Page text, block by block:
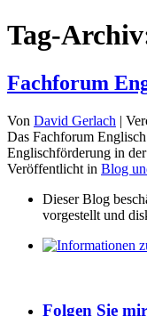
Tag-
Fachforum
Von David Gerlach |
Das Fachforum
Englischförderung in
Veröffentlicht in Blog
Dieser Blog
vorgestellt und
Folgen Sie